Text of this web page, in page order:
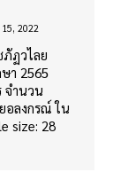
2022
ภัฏวไลย
า 2565
จำนวน
อลงกรณ์ ใน
size: 28